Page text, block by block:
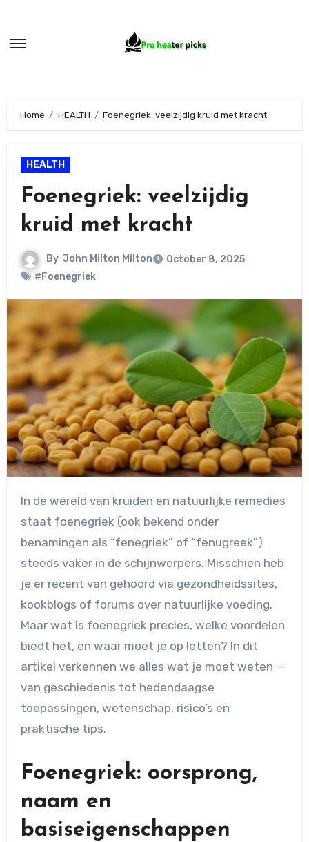
content
Home HEALTH Foenegriek: veelzijdig kruid met kracht
HEALTH
Foenegriek: veelzijdig
kruid met kracht
By John Milton Milton
October 8, 2025
#Foenegriek
In de wereld van kruiden en natuurlijke remedies
staat foenegriek (ook bekend onder
benamingen als “fenegriek” of “fenugreek”)
steeds vaker in de schijnwerpers. Misschien heb
je er recent van gehoord via gezondheidssites,
kookblogs of forums over natuurlijke voeding.
Maar wat is foenegriek precies, welke voordelen
biedt het, en waar moet je op letten? In dit
artikel verkennen we alles wat je moet weten —
van geschiedenis tot hedendaagse
toepassingen, wetenschap, risico’s en
praktische tips.
Foenegriek: oorsprong,
naam en
basiseigenschappen